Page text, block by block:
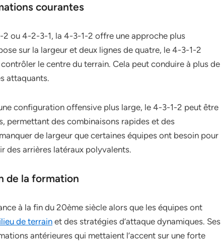
courantes
ou 4-2-3-1, la 4-3-1-2 offre une approche plus
sur la largeur et deux lignes de quatre, le 4-3-1-2
le centre du terrain. Cela peut conduire à plus de
attaquants.
configuration offensive plus large, le 4-3-1-2 peut être
permettant des combinaisons rapides et des
de largeur que certaines équipes ont besoin pour
des arrières latéraux polyvalents.
de la formation
à la fin du 20ème siècle alors que les équipes ont
de terrain et des stratégies d’attaque dynamiques. Ses
antérieures qui mettaient l’accent sur une forte